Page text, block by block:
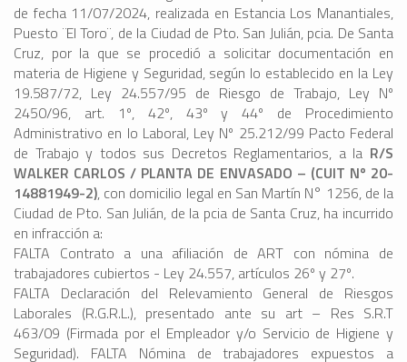
de fecha 11/07/2024, realizada en Estancia Los Manantiales,
Puesto ¨El Toro¨, de la Ciudad de Pto. San Julián, pcia. De Santa
Cruz, por la que se procedió a solicitar documentación en
materia de Higiene y Seguridad, según lo establecido en la Ley
19.587/72, Ley 24.557/95 de Riesgo de Trabajo, Ley Nº
2450/96, art. 1º, 42º, 43º y 44º de Procedimiento
Administrativo en lo Laboral, Ley Nº 25.212/99 Pacto Federal
de Trabajo y todos sus Decretos Reglamentarios, a la R/S
WALKER CARLOS / PLANTA DE ENVASADO – (CUIT Nº 20-
14881949-2), con domicilio legal en San Martín N° 1256, de la
Ciudad de Pto. San Julián, de la pcia de Santa Cruz, ha incurrido
en infracción a:
FALTA Contrato a una afiliación de ART con nómina de
trabajadores cubiertos - Ley 24.557, artículos 26º y 27º.
FALTA Declaración del Relevamiento General de Riesgos
Laborales (R.G.R.L.), presentado ante su art – Res S.R.T
463/09 (Firmada por el Empleador y/o Servicio de Higiene y
Seguridad). FALTA Nómina de trabajadores expuestos a